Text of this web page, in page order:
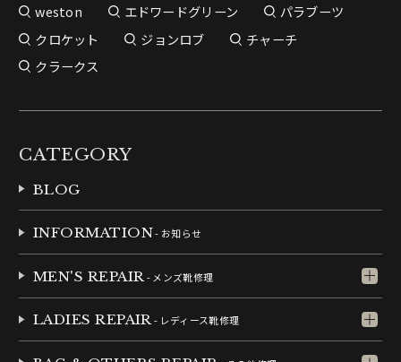
weston
エドワードグリーン
パラブーツ
クロケット
ジョンロブ
チャーチ
クラークス
CATEGORY
BLOG
INFORMATION- お知らせ
MEN'S REPAIR- メンズ靴修理
LADIES REPAIR- レディース靴修理